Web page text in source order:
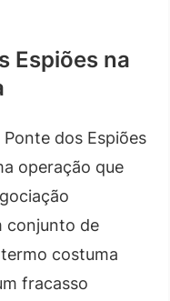
Espiões na
dos Espiões
operação que
conjunto de
costuma
fracasso